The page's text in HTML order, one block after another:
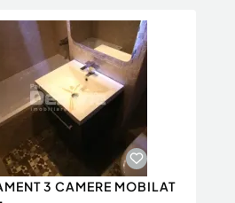
3 CAMERE MOBILAT